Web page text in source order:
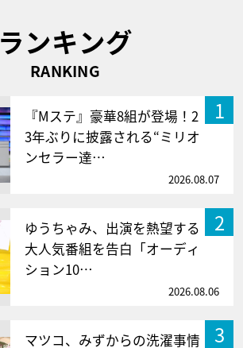
ランキング
RANKING
1
『Mステ』豪華8組が登場！2
3年ぶりに披露される“ミリオ
ンセラー達…
2026.08.07
2
ゆうちゃみ、出演を熱望する
大人気番組を告白「オーディ
ション10…
2026.08.06
3
マツコ、みずからの洗濯事情